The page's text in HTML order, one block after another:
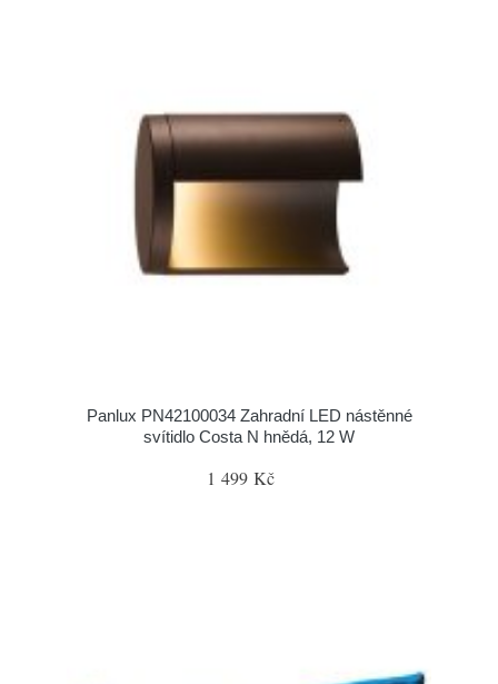
Panlux PN42100034 Zahradní LED nástěnné
svítidlo Costa N hnědá, 12 W
1 499 Kč